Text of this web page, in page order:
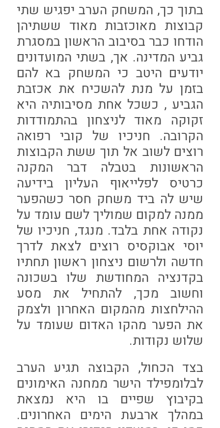
בתוך כך, המשחק הערב יפגיש שתי
קבוצות מאוכזבות מאוד ששתיהן
הודחו כבר בסיבוב הראשון במסגרת
גביע המדינה. אך, בשתי המועדונים
יודעים היטב כי המשחק בא להם
בזמן על מנת להשכיח את אכזבת
הגביע , כשכל אחת מסיבותיה היא
זקוקה מאוד לניצחון בהתמודדות
הקרובה. חניכיו של קובי רפואה
רוצים לשוב אל תוך ששת הקבוצות
הראשונות בטבלה דבר המקנה
כרטיס לפלייאוף העליון בידיעה
שיש לה ביד משחק חסר כשהפער
ממנה למקום שמוליך לשם עומד על
נקודה אחת בלבד. מנגד, חניכיו של
יוסי אבוקסיס רוצים לצאת לדרך
חדשה ולרשום ניצחון ראשון תחתיו
בקדנציה המחודשת שלו בשכונה
וחשוב מכך, להתחיל את מסע
ההילחצות מהמקום האחרון ולצמק
את הפער מהקו האדום שעומד על
שלוש נקודות.
בצד הכחול, הקבוצה תגיע הערב
לבלומפילד הישר ממחנה האימונים
בקיבוץ שפיים בו היא נמצאת
במהלך ארבעת הימים האחרונים.